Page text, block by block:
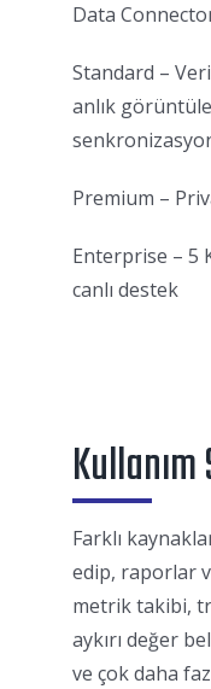
Data
Standard –
anlık
Premium –
Enterprise – 5
canlı destek
Farklı
edip, raporlar
metrik takibi,
aykırı değer
ve çok daha